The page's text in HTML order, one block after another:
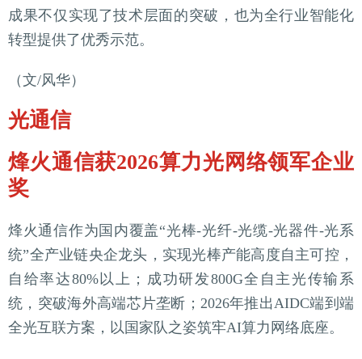
成果不仅实现了技术层面的突破，也为全行业智能化
转型提供了优秀示范。
（文/风华）
光通信
烽火通信获2026算力光网络领军企业
奖
烽火通信作为国内覆盖“光棒-光纤-光缆-光器件-光系
统”全产业链央企龙头，实现光棒产能高度自主可控，
自给率达80%以上；成功研发800G全自主光传输系
统，突破海外高端芯片垄断；2026年推出AIDC端到端
全光互联方案，以国家队之姿筑牢AI算力网络底座。